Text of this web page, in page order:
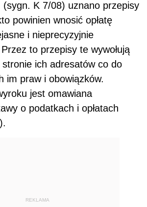
(sygn. K 7/08) uznano przepisy
powinien wnosić opłatę
i nieprecyzyjnie
to przepisy te wywołują
ich adresatów co do
im praw i obowiązków.
jest omawiana
o podatkach i opłatach
REKLAMA